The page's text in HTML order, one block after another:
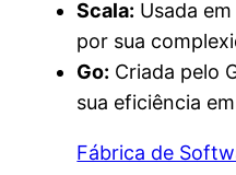
Scala: Usada
por sua
Go: Criada pelo
sua eficiência
Fábrica de